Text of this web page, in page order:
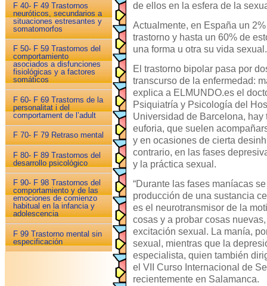
F 40- F 49 Trastornos
neuróticos, secundarios a
situaciones estresantes y
somatomorfos
F 50- F 59 Trastornos del
comportamiento
asociados a disfunciones
fisiológicas y a factores
somáticos
F 60- F 69 Trastorns de la
personalitat i del
comportament de l’adult
F 70- F 79 Retraso mental
F 80- F 89 Trastornos del
desarrollo psicológico
F 90- F 98 Trastornos del
comportamiento y de las
emociones de comienzo
habitual en la infancia y
adolescencia
F 99 Trastorno mental sin
especificación
de ellos en la esfera de la
Actualmente, en España un
trastorno y hasta un 60% de
una forma u otra su vida sexual.
El trastorno bipolar pasa por
transcurso de la enfermedad:
explica a ELMUNDO.es el
Psiquiatría y Psicología del
Universidad de Barcelona,
euforia, que suelen
y en ocasiones de cierta
contrario, en las fases
y la práctica sexual.
“Durante las fases maníacas
producción de una sustancia
es el neurotransmisor de la
cosas y a probar cosas
excitación sexual. La manía,
sexual, mientras que la
especialista, quien también
el VII Curso Internacional de
recientemente en Salamanca.